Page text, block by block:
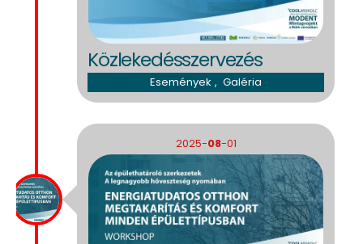
Közlekedésszervezés
Események , Galéria
2025-08-01